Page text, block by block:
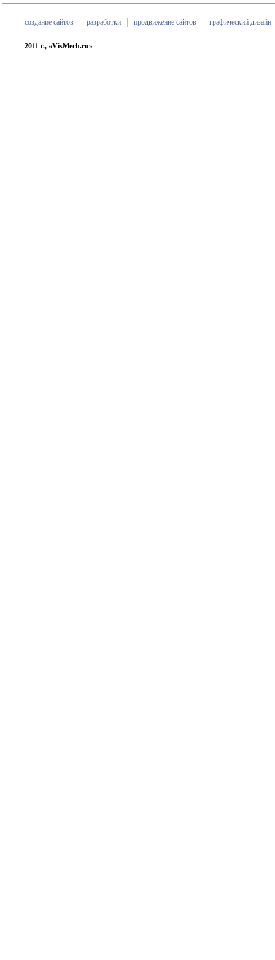
создание сайтов разработки продвижение сайтов графический дизайн
2011 г., «VisMech.ru»